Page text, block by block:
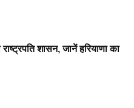
शासन, जानें हरियाणा का